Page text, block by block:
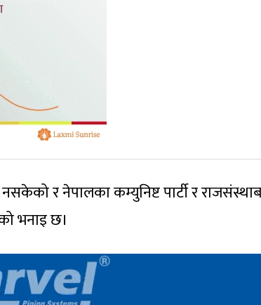
र नेपालका कम्युनिष्ट पार्टी र
भनाइ छ।